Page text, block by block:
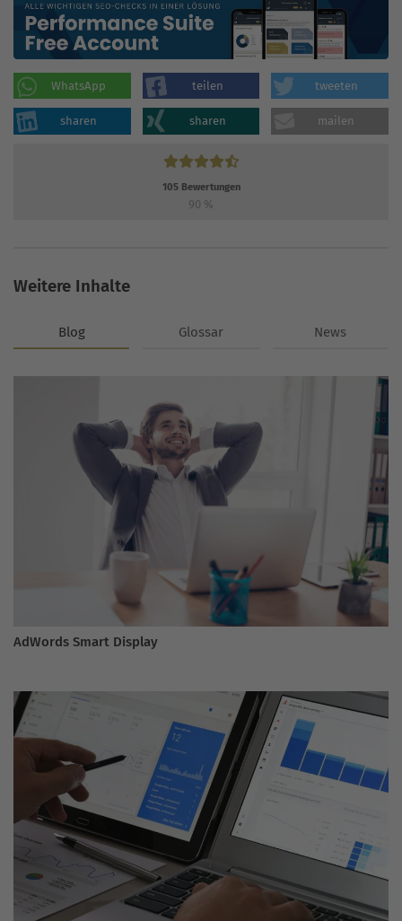
WhatsApp teilen tweeten
sharen sharen mailen
105Bewertungen
90 %
Weitere Inhalte
Blog Glossar News
AdWords Smart Display